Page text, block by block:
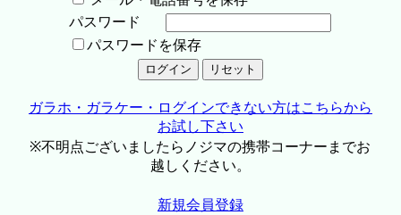
パスワード
パスワードを保存
ガラホ・ガラケー・ログインできない方はこちらから
お試し下さい
※不明点ございましたらノジマの携帯コーナーまでお
越しください。
新規会員登録